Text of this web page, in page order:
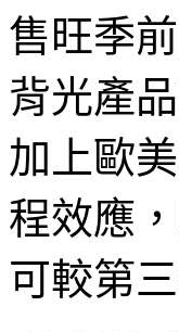
售旺季
背光產
加上歐
程效應
可較第